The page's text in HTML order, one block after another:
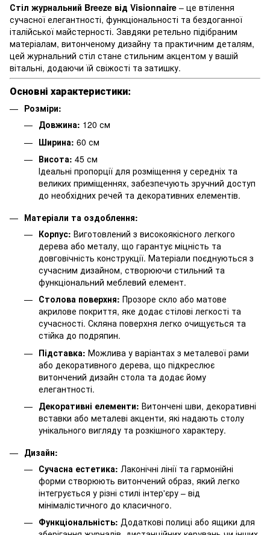
Стіл журнальний Breeze від Visionnaire – це втілення
сучасної елегантності, функціональності та бездоганної
італійської майстерності. Завдяки ретельно підібраним
матеріалам, витонченому дизайну та практичним деталям,
цей журнальний стіл стане стильним акцентом у вашій
вітальні, додаючи їй свіжості та затишку.
Основні характеристики:
Розміри:
Довжина: 120 см
Ширина: 60 см
Висота: 45 см
Ідеальні пропорції для розміщення у середніх та
великих приміщеннях, забезпечують зручний доступ
до необхідних речей та декоративних елементів.
Матеріали та оздоблення:
Корпус: Виготовлений з високоякісного легкого
дерева або металу, що гарантує міцність та
довговічність конструкції. Матеріали поєднуються з
сучасним дизайном, створюючи стильний та
функціональний меблевий елемент.
Столова поверхня: Прозоре скло або матове
акрилове покриття, яке додає стілові легкості та
сучасності. Скляна поверхня легко очищується та
стійка до подряпин.
Підставка: Можлива у варіантах з металевої рами
або декоративного дерева, що підкреслює
витончений дизайн стола та додає йому
елегантності.
Декоративні елементи: Витончені шви, декоративні
вставки або металеві акценти, які надають столу
унікального вигляду та розкішного характеру.
Дизайн:
Сучасна естетика: Лаконічні лінії та гармонійні
форми створюють витончений образ, який легко
інтегрується у різні стилі інтер'єру – від
мінімалістичного до класичного.
Функціональність: Додаткові полиці або ящики для